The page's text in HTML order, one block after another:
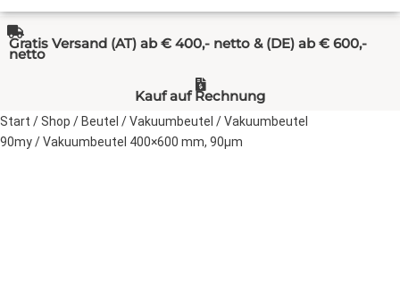
Gratis Versand (AT) ab € 400,- netto & (DE) ab € 600,-
netto
Kauf auf Rechnung
Start /Shop /Beutel /Vakuumbeutel /Vakuumbeutel
90my/ Vakuumbeutel 400×600 mm, 90µm